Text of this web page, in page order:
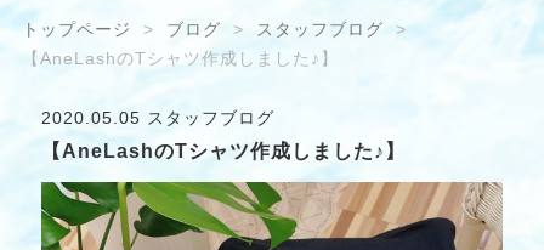
トップページ ブログ
スタッフブログ
【AneLashのTシャツ作成しました♪】
2020.05.05 スタッフブログ
【AneLashのTシャツ作成しました♪】